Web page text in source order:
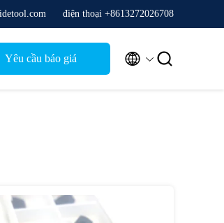
điện thoại +8613272026708
Yêu cầu báo giá  